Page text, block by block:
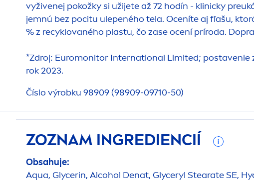
vyživenej pokožky si užijete až 72 hodín - klinicky
jemnú bez pocitu ulepeného tela. Oceníte aj fľašu,
% z recyklovaného plastu, čo zase ocení príroda.
*Zdroj: Euromonitor International Limited; postavenie
rok 2023.
Číslo výrobku 98909 (98909-09710-50)
ZOZNAM INGREDIENCIÍ
Obsahuje:
Aqua, Glycerin, Alcohol Denat, Glyceryl Stearate SE,